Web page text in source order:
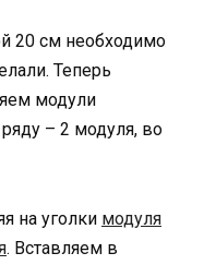
20 см необходимо
Теперь
модули
– 2 модуля, во
на уголки модуля
. Вставляем в